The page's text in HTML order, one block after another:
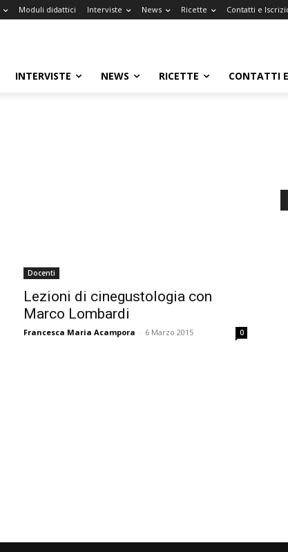
Moduli didattici Interviste News Ricette Contatti e
INTERVISTE NEWS RICETTE CONTATTI
Docenti
Lezioni di cinegustologia con
Marco Lombardi
Francesca Maria Acampora - 6 Marzo 2015 0